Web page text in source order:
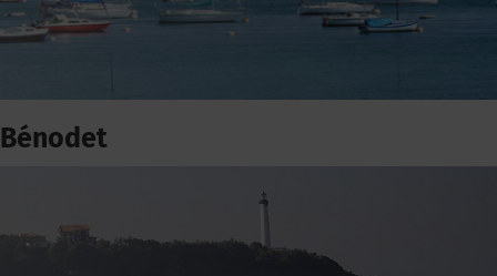
Bénodet